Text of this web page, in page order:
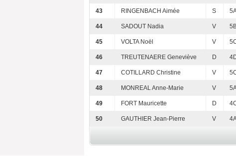
43 RINGENBACH Aimée S
44 SADOUT Nadia V
45 VOLTA Noël V
46 TREUTENAERE Geneviève D
47 COTILLARD Christine V
48 MONREAL Anne-Marie V
49 FORT Mauricette D
50 GAUTHIER Jean-Pierre V